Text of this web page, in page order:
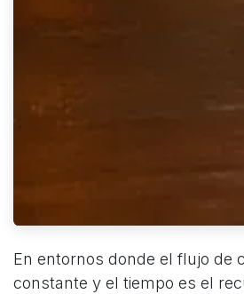
En entornos donde el flujo de
constante y el tiempo es el